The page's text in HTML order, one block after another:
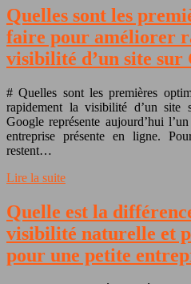
Quelles sont les
faire pour améliorer
visibilité d’un site sur
# Quelles sont les premières
rapidement la visibilité d’un
Google représente aujourd’hui
entreprise présente en ligne.
restent…
Lire la suite
Quelle est la
visibilité naturelle et
pour une petite